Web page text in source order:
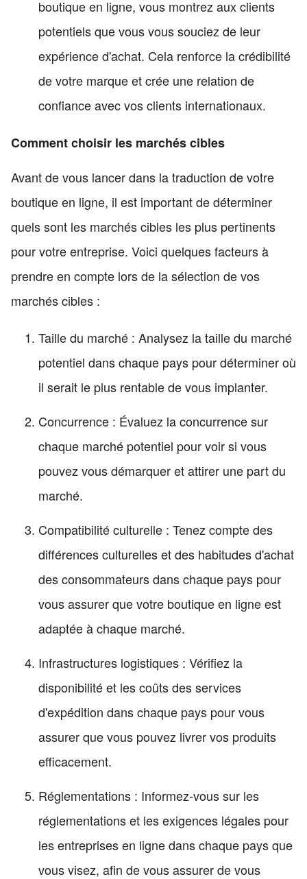
boutique en ligne, vous montrez aux clients
potentiels que vous vous souciez de leur
expérience d'achat. Cela renforce la crédibilité
de votre marque et crée une relation de
confiance avec vos clients internationaux.
Comment choisir les marchés cibles
Avant de vous lancer dans la traduction de votre
boutique en ligne, il est important de déterminer
quels sont les marchés cibles les plus pertinents
pour votre entreprise. Voici quelques facteurs à
prendre en compte lors de la sélection de vos
marchés cibles :
Taille du marché : Analysez la taille du marché
potentiel dans chaque pays pour déterminer où
il serait le plus rentable de vous implanter.
Concurrence : Évaluez la concurrence sur
chaque marché potentiel pour voir si vous
pouvez vous démarquer et attirer une part du
marché.
Compatibilité culturelle : Tenez compte des
différences culturelles et des habitudes d'achat
des consommateurs dans chaque pays pour
vous assurer que votre boutique en ligne est
adaptée à chaque marché.
Infrastructures logistiques : Vérifiez la
disponibilité et les coûts des services
d'expédition dans chaque pays pour vous
assurer que vous pouvez livrer vos produits
efficacement.
Réglementations : Informez-vous sur les
réglementations et les exigences légales pour
les entreprises en ligne dans chaque pays que
vous visez, afin de vous assurer de vous